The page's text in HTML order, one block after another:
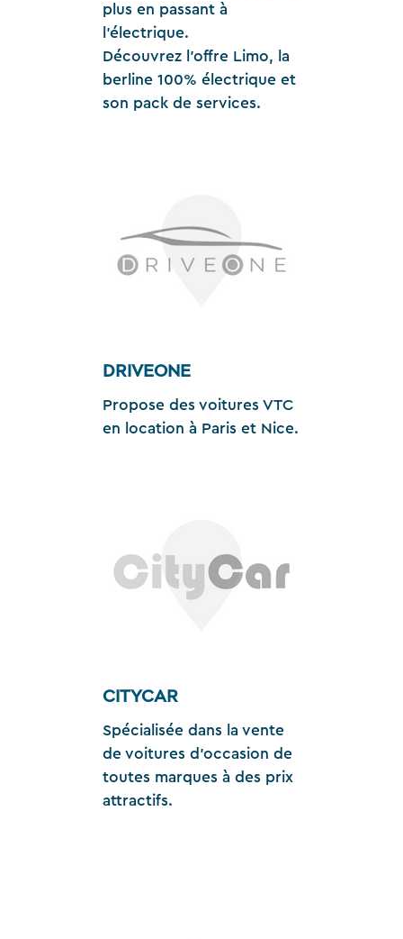
plus en passant à
l'électrique.
Découvrez l'offre Limo, la
berline 100% électrique et
son pack de services.
DRIVEONE
Propose des voitures VTC
en location à Paris et Nice.
CITYCAR
Spécialisée dans la vente
de voitures d'occasion de
toutes marques à des prix
attractifs.